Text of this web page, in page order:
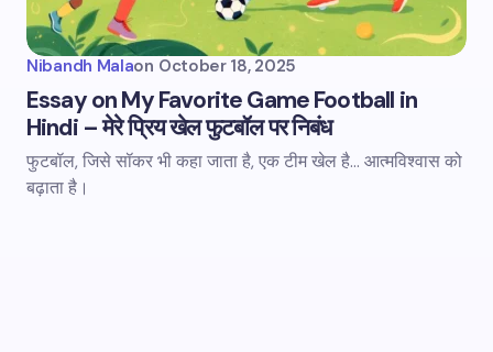
Nibandh Malaon October 18, 2025
Essay on My Favorite Game Football in
Hindi – मेरे प्रिय खेल फुटबॉल पर निबंध
फुटबॉल, जिसे सॉकर भी कहा जाता है, एक टीम खेल है... आत्मविश्वास को
बढ़ाता है।